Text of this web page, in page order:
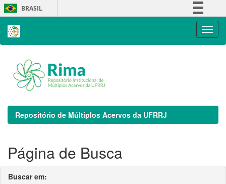
Skip
navigation
BRASIL
Repositório de Múltiplos Acervos da UFRRJ
Página de Busca
Buscar em: